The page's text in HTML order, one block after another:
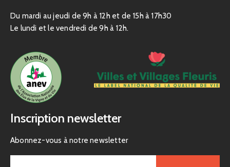
Du mardi au jeudi de 9h à 12h et de 15h à 17h30
Le lundi et le vendredi de 9h à 12h.
Inscription newsletter
Abonnez-vous à notre newsletter